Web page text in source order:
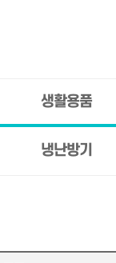
생활용품
냉난방기